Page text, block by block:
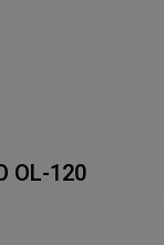
OL-120